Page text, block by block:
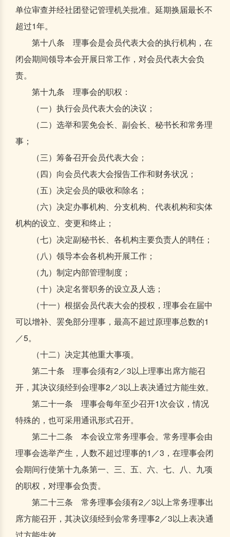
单位审查并经社团登记管理机关批准。延期换届最长不
超过1年。
第十八条 理事会是会员代表大会的执行机构，在
闭会期间领导本会开展日常工作，对会员代表大会负
责。
第十九条 理事会的职权：
（一）执行会员代表大会的决议；
（二）选举和罢免会长、副会长、秘书长和常务理
事；
（三）筹备召开会员代表大会；
（四）向会员代表大会报告工作和财务状况；
（五）决定会员的吸收和除名；
（六）决定办事机构、分支机构、代表机构和实体
机构的设立、变更和终止；
（七）决定副秘书长、各机构主要负责人的聘任；
（八）领导本会各机构开展工作；
（九）制定内部管理制度；
（十）决定名誉职务的设立及人选；
（十一）根据会员代表大会的授权，理事会在届中
可以增补、罢免部分理事，最高不超过原理事总数的1
／5。
（十二）决定其他重大事项。
第二十条 理事会须有2／3以上理事出席方能召
开，其决议须经到会理事2／3以上表决通过方能生效。
第二十一条 理事会每年至少召开1次会议，情况
特殊的，也可采用通讯形式召开。
第二十二条 本会设立常务理事会。常务理事会由
理事会选举产生，人数不超过理事的1／3，在理事会闭
会期间行使第十九条第一、三、五、六、七、八、九项
的职权，对理事会负责。
第二十三条 常务理事会须有2／3以上常务理事出
席方能召开，其决议须经到会常务理事2／3以上表决通